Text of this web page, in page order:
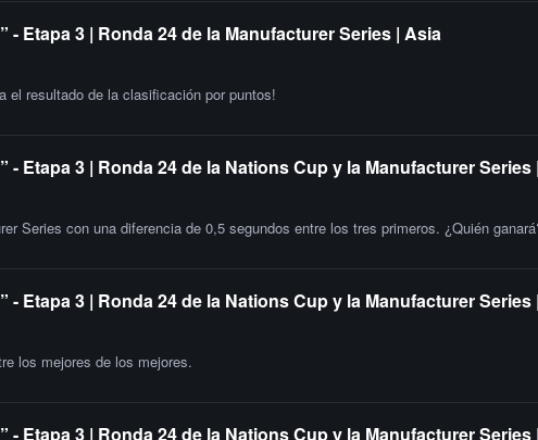
- Etapa 3 | Ronda 24 de la Manufacturer Series | Asia
el resultado de la clasificación por puntos!
- Etapa 3 | Ronda 24 de la Nations Cup y la Manufacturer Series
Series con una diferencia de 0,5 segundos entre los tres primeros. ¿Quién
Etapa 3 | Ronda 24 de la Nations Cup y la Manufacturer Series
los mejores de los mejores.
- Etapa 3 | Ronda 24 de la Nations Cup y la Manufacturer